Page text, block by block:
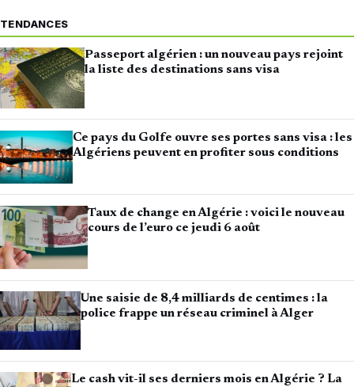
TENDANCES
Passeport algérien : un nouveau pays rejoint
la liste des destinations sans visa
Ce pays du Golfe ouvre ses portes sans visa : les
Algériens peuvent en profiter sous conditions
Taux de change en Algérie : voici le nouveau
cours de l’euro ce jeudi 6 août
Une saisie de 8,4 milliards de centimes : la
police frappe un réseau criminel à Alger
Le cash vit-il ses derniers mois en Algérie ? La